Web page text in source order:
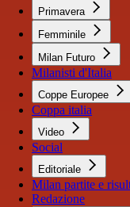
Primavera
Femminile
Milan Futuro
Milanisti d'Italia
Coppe Europee
Coppa italia
Video
Social
Editoriale
Milan partite e
Redazione